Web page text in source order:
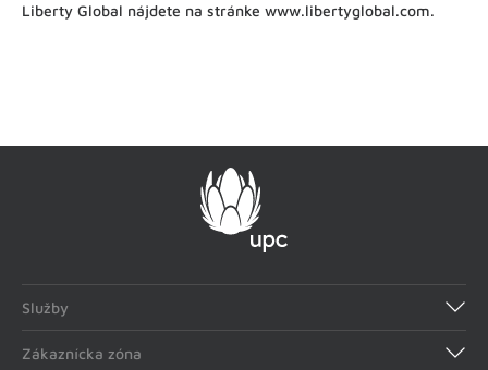
Liberty Global nájdete na stránke www.libertyglobal.com.
Služby
Internet
Televízia
Zákaznícka zóna